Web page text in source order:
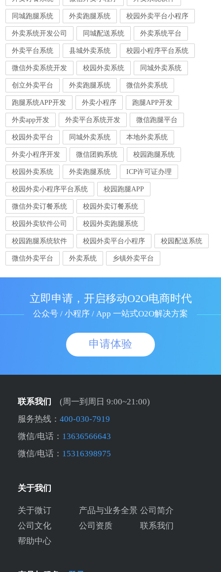
同城跑腿系统 外卖跑腿系统 校园外卖平台小程序
外卖系统开发公司 同城配送系统 外卖系统平台
外卖平台系统 县城外卖系统 校园小程序平台系统
微信外卖系统开发 校园外卖系统 同城外卖系统
创立外卖平台 外卖跑腿系统 微信外卖系统
跑腿系统APP开发 外卖小程序 跑腿APP开发
外卖app开发 外卖平台系统开发 微信跑腿平台
校园外卖平台 同城外卖系统 本地外卖系统
外卖小程序开发 微信团购系统 校园跑腿系统
校园外卖系统 外卖跑腿系统 ICP许可证办理
校园外卖小程序平台系统 校园跑腿APP
微信外卖订餐系统 校园外卖订餐系统
校园外卖软件公司 校园外卖跑腿系统
校园跑腿系统软件 校园外卖平台小程序 校园配送系统
微信外卖平台 外卖系统 乡镇外卖平台
立即申请，开启移动O2O电商时代
公众号 / 小程序 / App 一站式O2O解决方案
申请体验
联系我们
(周一到周日 9:00~21:00)
服务热线： 400-030-7919
微信/电话： 13636566643
微信/电话： 15316398975
关于我们
关于微订 产品与业务全景 公司简介
公司文化
公司资质
联系我们
帮助中心